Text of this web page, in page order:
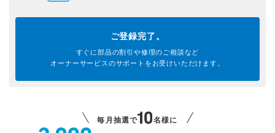
ご登録完了。
すぐに部品の割引や修理のご相談など
オーナーサービスのサポートを お受けいただけます。
毎月抽選で 名様に